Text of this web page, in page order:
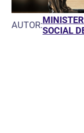
AUTOR:SOCIAL